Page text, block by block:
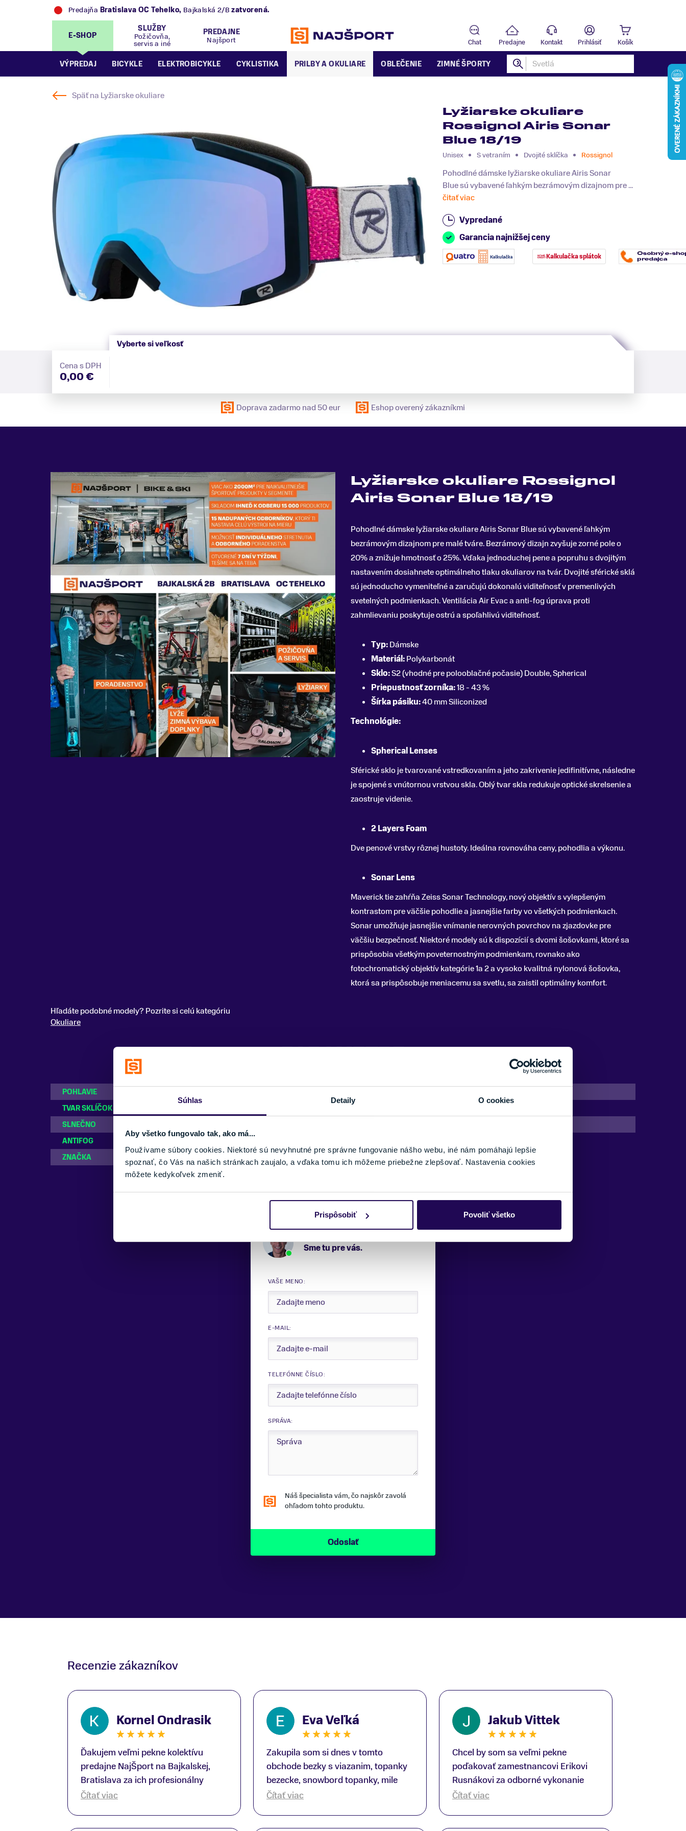
Súhlas Detaily O cookies
Aby všetko fungovalo tak, ako má...
Používame súbory cookies. Niektoré sú nevyhnutné pre správne fungovanie nášho webu, iné nám pomáhajú lepšie
spoznať, čo Vás na našich stránkach zaujalo, a vďaka tomu ich môžeme priebežne zlepšovať. Nastavenia cookies
môžete kedykoľvek zmeniť.
Prispôsobiť Povoliť všetko
Predajňa Trek Flagship Store Bratislava,Bajkalská 2/Bzatvorená.
E-SHOP
SLUŽBY
Požičovňa,
servis a iné
PREDAJNE
Najšport
Chat Predajne Kontakt Prihlásiť Košík
VÝPREDAJ BICYKLE ELEKTROBICYKLE CYKLISTIKA PRILBY A OKULIARE OBLEČENIE ZIMNÉ ŠPORTY
Späť na Lyžiarske okuliare
Lyžiarske okuliare
Rossignol Airis Sonar
Blue 18/19
Unisex S vetraním Dvojité sklíčka Rossignol
Pohodlné dámske lyžiarske okuliare Airis Sonar
Blue sú vybavené ľahkým bezrámovým dizajnom pre ...
čitať viac
Vypredané
Garancia najnižšej ceny
Kalkulačka splátok
Cena s DPH
0,00 €
Vyberte si veľkosť
Doprava zadarmo nad 50 eur Eshop overený zákazníkmi
Lyžiarske okuliare Rossignol
Airis Sonar Blue 18/19
Pohodlné dámske lyžiarske okuliareAiris Sonar Bluesú vybavené ľahkým
bezrámovým dizajnom pre malé tváre.Bezrámový dizajn zvyšuje zorné pole o
20% a znižuje hmotnosť o 25%. Vďaka jednoduchej pene a popruhu s dvojitým
nastavením dosiahnete optimálneho tlaku okuliarov na tvár. Dvojité sférické sklá
sú jednoducho vymeniteľné a zaručujú dokonalú viditeľnosť v premenlivých
svetelných podmienkach. Ventilácia Air Evac a anti-fog úprava proti
zahmlievaniu poskytuje ostrú a spoľahlivú viditeľnosť.
Typ:Dámske
Materiál:Polykarbonát
Sklo:S2 (vhodné pre polooblačné počasie) Double, Spherical
Priepustnosť zorníka:18 - 43 %
Šírka pásiku:40 mm Siliconized
Technológie:
Spherical Lenses
Sférické sklo je tvarované vstredkovaním a jeho zakrivenie jedifinitívne, následne
je spojené s vnútornou vrstvou skla. Oblý tvar skla redukuje optické skrelsenie a
zaostruje videnie.
2 Layers Foam
Dve penové vrstvy rôznej hustoty. Ideálna rovnováha ceny, pohodlia a výkonu.
Sonar Lens
Maverick tie zahŕňa Zeiss Sonar Technology, nový objektív s vylepšeným
kontrastom pre väčšie pohodlie a jasnejšie farby vo všetkých podmienkach.
Sonar umožňuje jasnejšie vnímanie nerovných povrchov na zjazdovke pre
väčšiu bezpečnosť. Niektoré modely sú k dispozícií s dvomi šošovkami, ktoré sa
prispôsobia všetkým poveternostným podmienkam, rovnako ako
fotochromatický objektív kategórie 1a 2 a vysoko kvalitná nylonová šošovka,
ktorá sa prispôsobuje meniacemu sa svetlu, sa zaistil optimálny komfort.
Hľadáte podobné modely? Pozrite si celú kategóriu
Okuliare
PARAMETRE
POHLAVIE
TVAR SKLÍČOK
SLNEČNO
ANTIFOG
Áno
ZNAČKA
Rossignol
Sme tu pre vás.
VAŠE MENO:
E-MAIL:
TELEFÓNNE ČÍSLO:
SPRÁVA:
Náš špecialista vám, čo najskôr zavolá
ohľadom tohto produktu.
Recenzie zákazníkov
Kornel Ondrasik
Ďakujem veľmi pekne kolektívu
predajne NajŠport na Bajkalskej,
Bratislava za ich profesionálny
prístup k zákazníkom; Zvlášť
Čítať viac
Eva Veľká
Zakupila som si dnes v tomto
obchode bezky s viazanim, topanky
bezecke, snowbord topanky, mile
prekvapenie ako Peter, ktory nas
Čítať viac
Jakub Vittek
Chcel by som sa veľmi pekne
poďakovať zamestnancovi Erikovi
Rusnákovi za odborné vykonanie
bike-fittingu. Je to super človek na
Čítať viac